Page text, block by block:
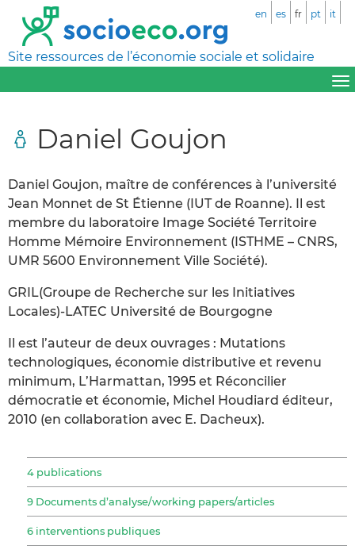
Site ressources de l’économie sociale et solidaire
en es fr pt it
Daniel Goujon
Daniel Goujon, maître de conférences à l’université
Jean Monnet de St Étienne (IUT de Roanne). Il est
membre du laboratoire Image Société Territoire
Homme Mémoire Environnement (ISTHME – CNRS,
UMR 5600 Environnement Ville Société).
GRIL(Groupe de Recherche sur les Initiatives
Locales)-LATEC Université de Bourgogne
Il est l’auteur de deux ouvrages : Mutations
technologiques, économie distributive et revenu
minimum, L’Harmattan, 1995 et Réconcilier
démocratie et économie, Michel Houdiard éditeur,
2010 (en collaboration avec E. Dacheux).
4 publications
9 Documents d’analyse/working papers/articles
6 interventions publiques